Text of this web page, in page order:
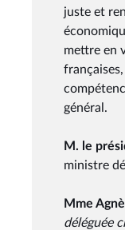
juste et
mettre en
général.
M. le
ministre
Mme
déléguée